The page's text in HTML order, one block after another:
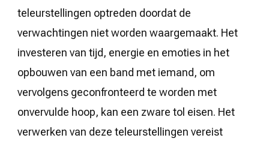
teleurstellingen optreden doordat de
verwachtingen niet worden waargemaakt. Het
investeren van tijd, energie en emoties in het
opbouwen van een band met iemand, om
vervolgens geconfronteerd te worden met
onvervulde hoop, kan een zware tol eisen. Het
verwerken van deze teleurstellingen vereist